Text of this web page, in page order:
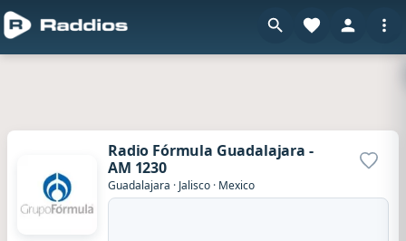
Radio Fórmula Guadalajara -
AM 1230
Guadalajara · Jalisco · Mexico